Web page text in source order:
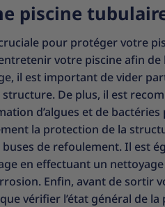
piscine
pour protéger votre
votre piscine afin
il est important de vider
De plus, il est
d’algues et de
la protection de la
de refoulement. Il est
en effectuant un
Enfin, avant de sortir
vérifier l’état général de la